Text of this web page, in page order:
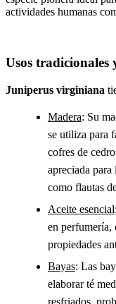
actividades humanas
Usos tradicionales
Juniperus virginiana
Madera: Su
se utiliza para
cofres de
apreciada
como flautas
Aceite esencial
en perfumería,
propiedades
Bayas: Las
elaborar té